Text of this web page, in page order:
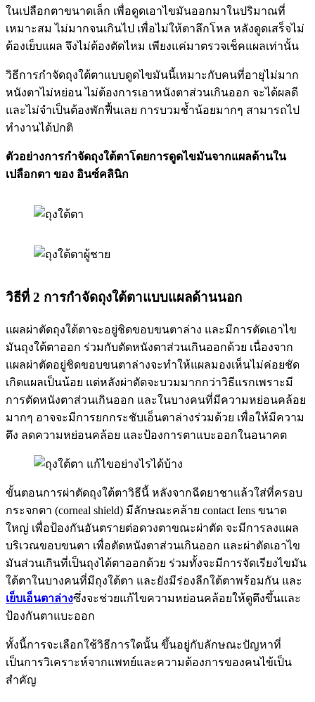
ในเปลือกตาขนาดเล็ก เพื่อดูดเอาไขมันออกมาในปริมาณที่
เหมาะสม ไม่มากจนเกินไป เพื่อไม่ให้ตาลึกโหล หลังดูดเสร็จไม่
ต้องเย็บแผล จึงไม่ต้องตัดไหม เพียงแค่มาตรวจเช็คแผลเท่านั้น
วิธีการกำจัดถุงใต้ตาแบบดูดไขมันนี้เหมาะกับคนที่อายุไม่มาก
หนังตาไม่หย่อน ไม่ต้องการเอาหนังตาส่วนเกินออก จะได้ผลดี
และไม่จำเป็นต้องพักฟื้นเลย การบวมช้ำน้อยมากๆ สามารถไป
ทำงานได้ปกติ
ตัวอย่างการกำจัดถุงใต้ตาโดยการดูดไขมันจากแผลด้านใน
เปลือกตา ของ อินซ์คลินิก
วิธีที่ 2 การกำจัดถุงใต้ตาแบบแผลด้านนอก
แผลผ่าตัดถุงใต้ตาจะอยู่ชิดขอบขนตาล่าง และมีการตัดเอาไข
มันถุงใต้ตาออก ร่วมกับตัดหนังตาส่วนเกินออกด้วย เนื่องจาก
แผลผ่าตัดอยู่ชิดขอบขนตาล่างจะทำให้แผลมองเห็นไม่ค่อยชัด
เกิดแผลเป็นน้อย แต่หลังผ่าตัดจะบวมมากกว่าวิธีแรกเพราะมี
การตัดหนังตาส่วนเกินออก และในบางคนที่มีความหย่อนคล้อย
มากๆ อาจจะมีการยกกระชับเอ็นตาล่างร่วมด้วย เพื่อให้มีความ
ตึง ลดความหย่อนคล้อย และป้องการตาแบะออกในอนาคต
ขั้นตอนการผ่าตัดถุงใต้ตาวิธีนี้ หลังจากฉีดยาชาแล้วใส่ที่ครอบ
กระจกตา (corneal shield) มีลักษณะคล้าย contact Iens ขนาด
ใหญ่ เพื่อป้องกันอันตรายต่อดวงตาขณะผ่าตัด จะมีการลงแผล
บริเวณขอบขนตา เพื่อตัดหนังตาส่วนเกินออก และผ่าตัดเอาไข
มันส่วนเกินที่เป็นถุงได้ตาออกด้วย ร่วมทั้งจะมีการจัดเรียงไขมัน
ใต้ตาในบางคนที่มีถุงใต้ตา และยังมีร่องลีกใต้ตาพร้อมกัน และ
เย็บเอ็นตาล่างซึ่งจะช่วยแก้ไขความหย่อนคล้อยให้ดูตึงขึ้นและ
ป้องกันตาแบะออก
ทั้งนี้การจะเลือกใช้วิธีการใดนั้น ขึ้นอยู่กับลักษณะปัญหาที่
เป็นการวิเคราะห์จากแพทย์และความต้องการของคนไข้เป็น
สำคัญ